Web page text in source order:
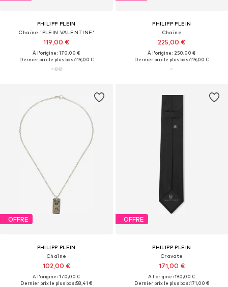
PHILIPP PLEIN
Chaîne 'PLEIN VALENTINE'
119,00 €
À l'origine : 170,00 €
Dernier prix le plus bas :119,00 €
PHILIPP PLEIN
Chaîne
225,00 €
À l'origine : 250,00 €
Dernier prix le plus bas :119,00 €
OFFRE
PHILIPP PLEIN
Chaîne
102,00 €
À l'origine : 170,00 €
Dernier prix le plus bas :58,41 €
OFFRE
PHILIPP PLEIN
Cravate
171,00 €
À l'origine : 190,00 €
Dernier prix le plus bas :171,00 €